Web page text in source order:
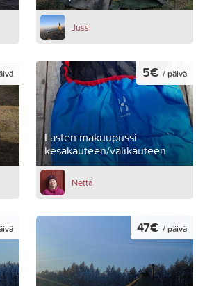
Jussi
Lasten makuupussi
kesäkauteen/välikauteen
5€ / päivä
Netta
47€ / päivä